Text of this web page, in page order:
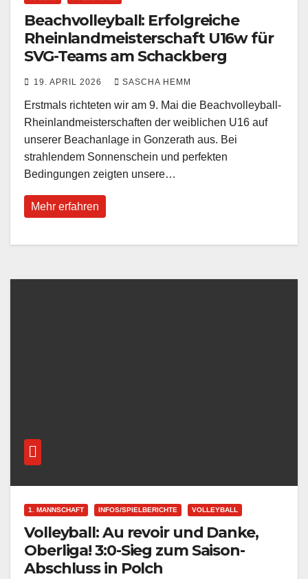
Beachvolleyball: Erfolgreiche
Rheinlandmeisterschaft U16w für
SVG-Teams am Schackberg
19. APRIL 2026 SASCHA HEMM
Erstmals richteten wir am 9. Mai die Beachvolleyball-
Rheinlandmeisterschaften der weiblichen U16 auf
unserer Beachanlage in Gonzerath aus. Bei
strahlendem Sonnenschein und perfekten
Bedingungen zeigten unsere…
Mehr erfahren
1. MANNSCHAFT INFOS/SPIELBERICHTE VOLLEYBALL
Volleyball: Au revoir und Danke,
Oberliga! 3:0-Sieg zum Saison-
Abschluss in Polch